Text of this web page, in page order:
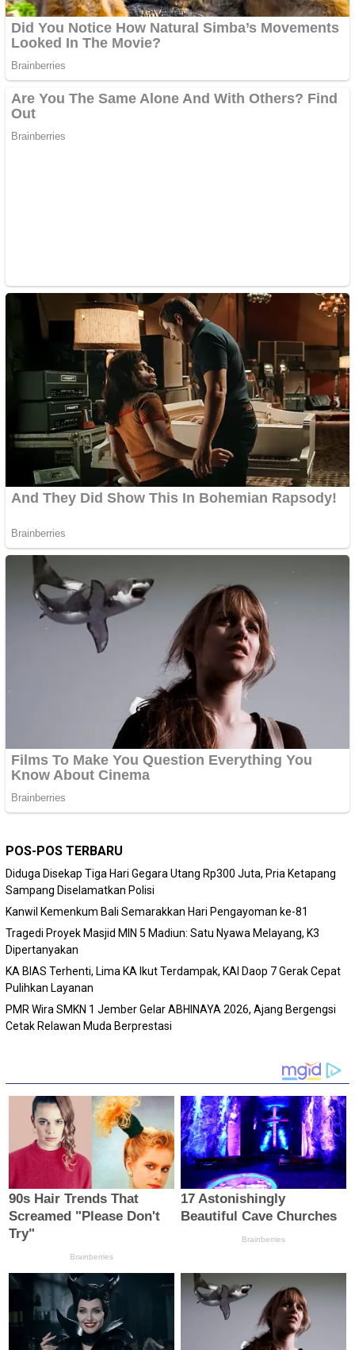
POS-POS TERBARU
Diduga Disekap Tiga Hari Gegara Utang Rp300 Juta, Pria Ketapang
Sampang Diselamatkan Polisi
Kanwil Kemenkum Bali Semarakkan Hari Pengayoman ke-81
Tragedi Proyek Masjid MIN 5 Madiun: Satu Nyawa Melayang, K3
Dipertanyakan
KA BIAS Terhenti, Lima KA Ikut Terdampak, KAI Daop 7 Gerak Cepat
Pulihkan Layanan
PMR Wira SMKN 1 Jember Gelar ABHINAYA 2026, Ajang Bergengsi
Cetak Relawan Muda Berprestasi